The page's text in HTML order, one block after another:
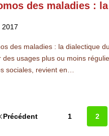
des maladies :
2017
des maladies : la dialectique
des usages plus ou moins
sociales, revient en…
Précédent 1 2